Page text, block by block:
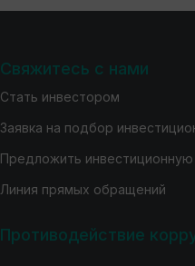
Свяжитесь с нами
Стать инвестором
Заявка на подбор
Предложить
Линия прямых обращений
Противодействие